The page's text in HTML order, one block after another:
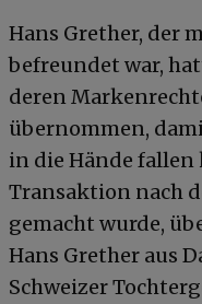
Hans Grether, der
befreundet war,
deren
übernommen,
in die Hände fallen
Transaktion nach
gemacht wurde,
Hans Grether aus
Schweizer